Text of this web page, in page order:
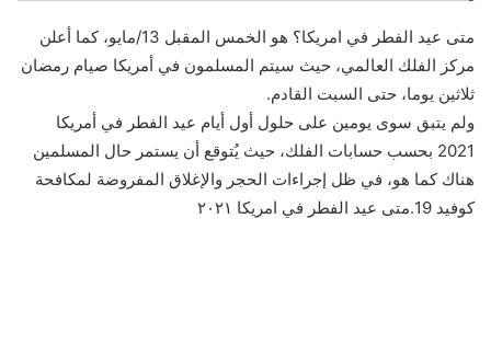
متى عيد الفطر في امريكا؟ هو الخمس المقبل 13/مايو، كما أعلن
مركز الفلك العالمي، حيث سيتم المسلمون في أمريكا صيام رمضان
ثلاثين يوما، حتى السبت القادم.
ولم يتبق سوى يومين على حلول أول أيام عيد الفطر في أمريكا
2021 بحسب حسابات الفلك، حيث يُتوقع أن يستمر حال المسلمين
هناك كما هو، في ظل إجراءات الحجر والإغلاق المفروضة لمكافحة
كوفيد 19.متى عيد الفطر في امريكا ٢٠٢١